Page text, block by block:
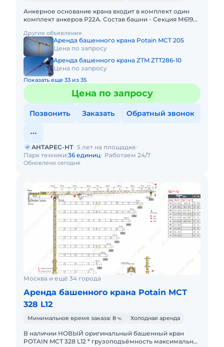
Анкерное основание крана входит в комплект один
комплект анкеров Р22А. Состав башни - Секция М619А
Другие объявления
Аренда башенного крана Potain MCT 205
Цена по запросу
Аренда башенного крана ZTM ZTT286-10
Цена по запросу
Показать еще 33 из 35
Цена по запросу
Позвонить Заказать Обратный звонок
Обновлено сегодня
АНТАРЕС-НТ 5 лет на площадке
Парк техники:36 единиц Работаем 24/7
Москва и ещё 34 города
Аренда башенного крана Potain MCТ
328 L12
Минимальное время заказа: 8 ч. Холодная аренда
В наличии НОВЫЙ оригинальный башенный кран
POTAIN MCТ 328 L12 * грузоподъёмность максимальная